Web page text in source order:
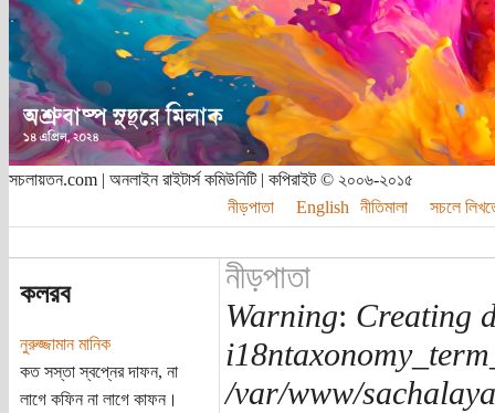
সচলায়তন.com | অনলাইন রাইটার্স কমিউনিটি | কপিরাইট © ২০০৬-২০১৫
নীড়পাতা
English নীতিমালা সচলে
কলরব
নুরুজ্জামান মানিক
কত সস্তা স্বপ্নের দাফন, না
লাগে কফিন না লাগে কাফন।
নীড়পাতা
Warning: Creating
/var/www/